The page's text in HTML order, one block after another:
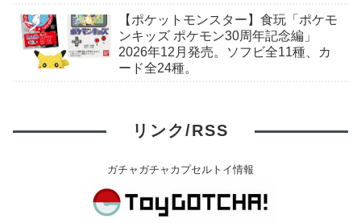
【ポケットモンスター】食玩「ポケモ
ンキッズ ポケモン30周年記念編」
2026年12月発売。ソフビ全11種、カ
ード全24種。
リンク/RSS
ガチャガチャカプセルトイ情報